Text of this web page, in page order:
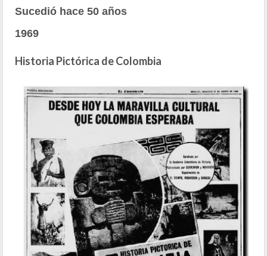
Sucedió hace 50 años
1969
Historia Pictórica de Colombia